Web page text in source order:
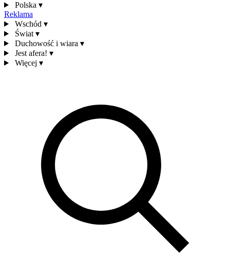
Polska ▾
Reklama
Wschód ▾
Świat ▾
Duchowość i wiara ▾
Jest afera! ▾
Więcej ▾